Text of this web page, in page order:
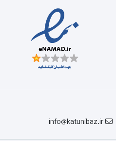
info@katunibaz.ir